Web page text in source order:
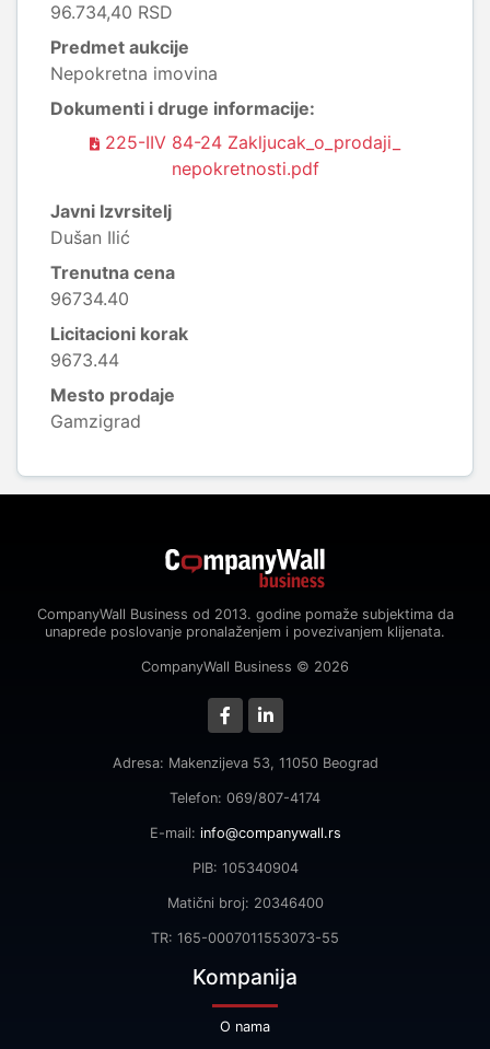
96.734,40 RSD
Predmet aukcije
Nepokretna imovina
Dokumenti i druge informacije:
225-IIV 84-24 Zakljucak_o_prodaji_
nepokretnosti.pdf
Javni Izvrsitelj
Dušan Ilić
Trenutna cena
96734.40
Licitacioni korak
9673.44
Mesto prodaje
Gamzigrad
CompanyWall Business od 2013. godine pomaže subjektima da
unaprede poslovanje pronalaženjem i povezivanjem klijenata.
CompanyWall Business © 2026
Adresa: Makenzijeva 53, 11050 Beograd
Telefon: 069/807-4174
E-mail: info@companywall.rs
PIB: 105340904
Matični broj: 20346400
TR: 165-0007011553073-55
Kompanija
O nama